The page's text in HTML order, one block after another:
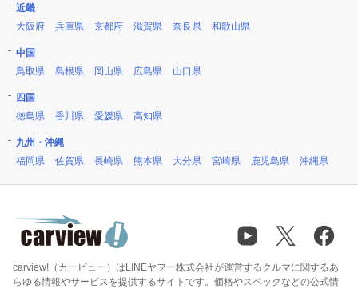
近畿
大阪府
兵庫県 京都府 滋賀県 奈良県 和歌山県
中国
鳥取県
島根県 岡山県 広島県 山口県
四国
徳島県
香川県 愛媛県 高知県
九州・沖縄
福岡県
佐賀県 長崎県 熊本県 大分県 宮崎県 鹿児島県 沖縄県
carview!（カービュー）はLINEヤフー株式会社が運営するクルマに関するあ
らゆる情報やサービスを提供するサイトです。価格やスペックなどの公式情